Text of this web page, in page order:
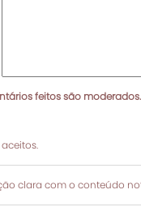
feitos são
clara com o conteúdo